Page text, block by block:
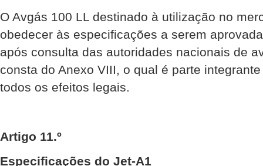
O Avgás 100 LL destinado à utilização no
obedecer às especificações a serem
após consulta das autoridades nacionais de
consta do Anexo VIII, o qual é parte
todos os efeitos legais.
Artigo 11.º
Especificações do Jet-A1